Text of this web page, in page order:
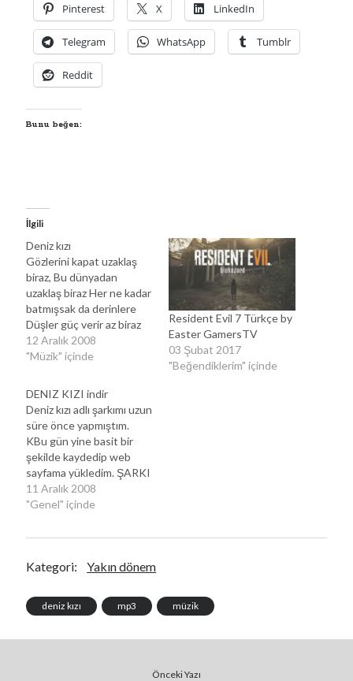
Pinterest X LinkedIn
Telegram WhatsApp Tumblr
Reddit
Bunu beğen:
İlgili
Deniz kızı
Gözlerini kapat uzaklaş
biraz, Bu dünyadan
uzaklaş biraz Her ne kadar
batmışsak da derinlere
Düşler güç verir az biraz
Kırgınlıkları nuttum ben
Eski defteri kapat da gel
kızı olarak gel Ellerini uzat
dokun yıldızlara Bir an
olsun konuş onlarla
Göreceksin hç de zor
değil Kanat…
12 Aralık 2008
"Müzik" içinde
Resident Evil 7 Türkçe by
Easter GamersTV
03 Şubat 2017
"Beğendiklerim" içinde
DENIZ KIZI indir
Deniz kızı adlı şarkımı uzun
süre önce yapmıştım.
KBu gün yine basit bir
şekilde kaydedip web
sayfama yükledim. ŞARKI
GEÇİCİ OLARAK
KALDIRILMIŞTIR!
burada Şarkıyı buradan
http://www.savefile.com/
11 Aralık 2008
"Genel" içinde
Kategori: Yakın dönem
deniz kızı mp3 müzik
Önceki Yazı